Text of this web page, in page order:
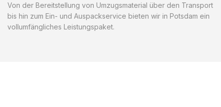
Von der Bereitstellung von Umzugsmaterial über den Transport
bis hin zum Ein- und Auspackservice bieten wir in Potsdam ein
vollumfängliches Leistungspaket.